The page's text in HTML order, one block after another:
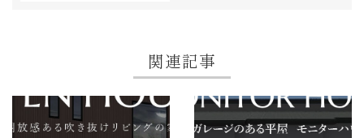
関連記事